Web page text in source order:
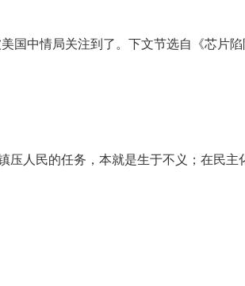
中情局关注到了。下文节选自《芯片陷
人民的任务，本就是生于不义；在民主